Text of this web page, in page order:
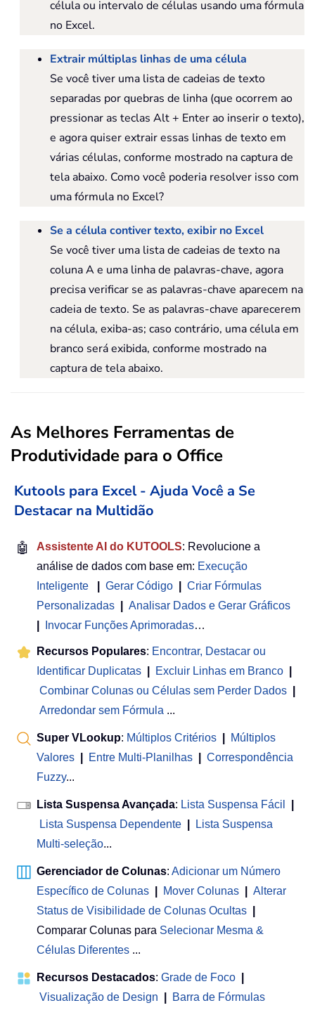
célula ou intervalo de células usando uma fórmula
no Excel.
Extrair múltiplas linhas de uma célula
Se você tiver uma lista de cadeias de texto
separadas por quebras de linha (que ocorrem ao
pressionar as teclas Alt + Enter ao inserir o texto),
e agora quiser extrair essas linhas de texto em
várias células, conforme mostrado na captura de
tela abaixo. Como você poderia resolver isso com
uma fórmula no Excel?
Se a célula contiver texto, exibir no Excel
Se você tiver uma lista de cadeias de texto na
coluna A e uma linha de palavras-chave, agora
precisa verificar se as palavras-chave aparecem na
cadeia de texto. Se as palavras-chave aparecerem
na célula, exiba-as; caso contrário, uma célula em
branco será exibida, conforme mostrado na
captura de tela abaixo.
As Melhores Ferramentas de
Produtividade para o Office
Kutools para Excel - Ajuda Você a Se
Destacar na Multidão
🤖 Assistente AI do KUTOOLS: Revolucione a
análise de dados com base em: Execução
Inteligente
Gerar Código
Criar Fórmulas
Personalizadas
Analisar Dados e Gerar Gráficos
Invocar Funções Aprimoradas…
Recursos Populares: Encontrar, Destacar ou
Identificar Duplicatas
Excluir Linhas em Branco
Combinar Colunas ou Células sem Perder Dados
Arredondar sem Fórmula ...
Super VLookup: Múltiplos Critérios
Múltiplos
Valores
Entre Multi-Planilhas
Correspondência
Fuzzy...
Lista Suspensa Avançada: Lista Suspensa Fácil
Lista Suspensa Dependente
Lista Suspensa
Multi-seleção...
Gerenciador de Colunas: Adicionar um Número
Específico de Colunas
Mover Colunas
Alterar
Status de Visibilidade de Colunas Ocultas
Comparar Colunas para Selecionar Mesma &
Células Diferentes ...
Recursos Destacados: Grade de Foco
Visualização de Design
Barra de Fórmulas